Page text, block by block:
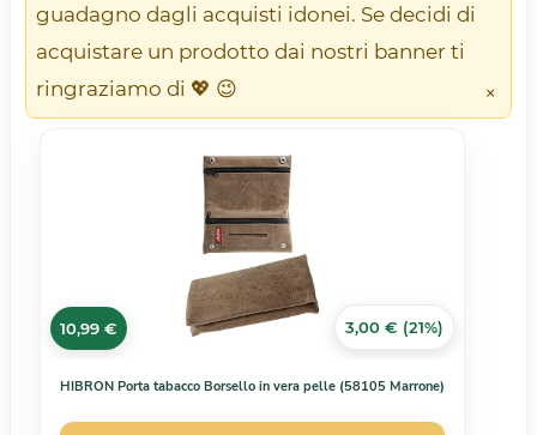
guadagno dagli acquisti idonei. Se decidi di
acquistare un prodotto dai nostri banner ti
ringraziamo di 💖 😉
×
10,99 € 3,00 € (21%)
HIBRON Porta tabacco Borsello in vera pelle (58105 Marrone)